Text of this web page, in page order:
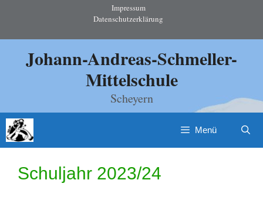
Impressum
Datenschutzerklärung
Johann-Andreas-Schmeller-
Mittelschule
Scheyern
Menü
Schuljahr 2023/24